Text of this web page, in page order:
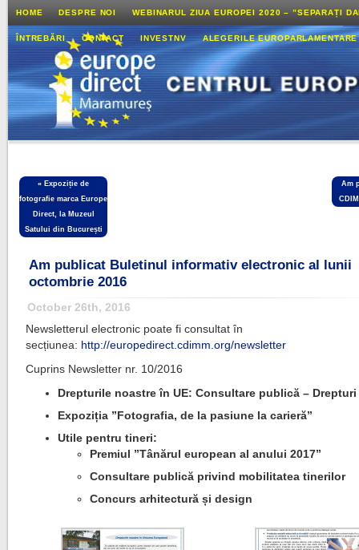
HOME DESPRE NOI WEBINARUL ZIUA EUROPEI 2020 – ”SEPARAȚI
ÎNTREBĂRI CONTACT INVESTNV ALEGERILE
« Expoziție de
fotografie marca Europe
Direct, la Muzeul
Satului din București
Am
Am publicat Buletinul informativ electronic al lunii
octombrie 2016
October 26th, 2016
Newsletterul electronic poate fi consultat în
secțiunea: http://europedirect.cdimm.org/newsletter
Cuprins Newsletter nr. 10/2016
Drepturile noastre în UE: Consultare publică –
Expoziția ”Fotografia, de la pasiune la carieră”
Utile pentru tineri:
Premiul ”Tânărul european al anului 2017”
Consultare publică privind mobilitatea tinerilor
Concurs arhitectură și design